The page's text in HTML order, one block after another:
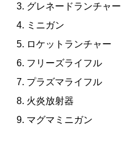
グレネードランチャー
ミニガン
ロケットランチャー
フリーズライフル
プラズマライフル
火炎放射器
マグマミニガン